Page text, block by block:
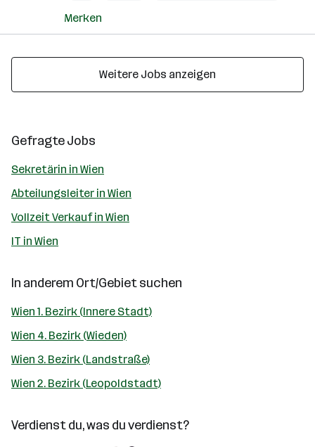
Merken
Weitere Jobs anzeigen
Gefragte Jobs
Sekretärin in Wien
Abteilungsleiter in Wien
Vollzeit Verkauf in Wien
IT in Wien
In anderem Ort/Gebiet suchen
Wien 1. Bezirk (Innere Stadt)
Wien 4. Bezirk (Wieden)
Wien 3. Bezirk (Landstraße)
Wien 2. Bezirk (Leopoldstadt)
Verdienst du, was du verdienst?